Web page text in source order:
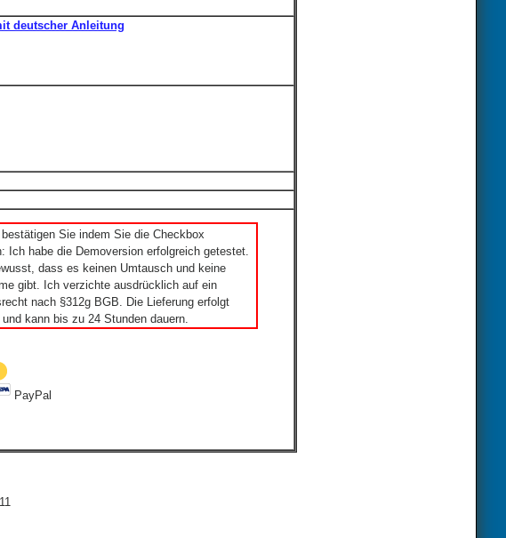
deutscher Anleitung
Sie indem Sie die Checkbox
Ich habe die Demoversion erfolgreich getestet.
dass es keinen Umtausch und keine
gibt. Ich verzichte ausdrücklich auf ein
nach §312g BGB. Die Lieferung erfolgt
kann bis zu 24 Stunden dauern.
PayPal